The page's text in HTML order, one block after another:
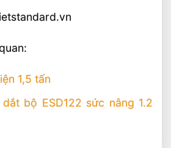
1,5 tấn
bộ ESD122 sức nâng 1.2